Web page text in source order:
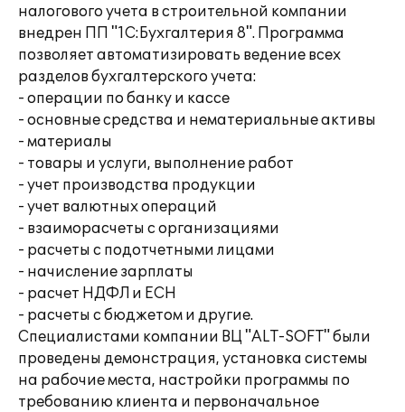
налогового учета в строительной компании
внедрен ПП "1С:Бухгалтерия 8". Программа
позволяет автоматизировать ведение всех
разделов бухгалтерского учета:
- операции по банку и кассе
- основные средства и нематериальные активы
- материалы
- товары и услуги, выполнение работ
- учет производства продукции
- учет валютных операций
- взаиморасчеты с организациями
- расчеты с подотчетными лицами
- начисление зарплаты
- расчет НДФЛ и ЕСН
- расчеты с бюджетом и другие.
Специалистами компании ВЦ "ALT-SOFT" были
проведены демонстрация, установка системы
на рабочие места, настройки программы по
требованию клиента и первоначальное